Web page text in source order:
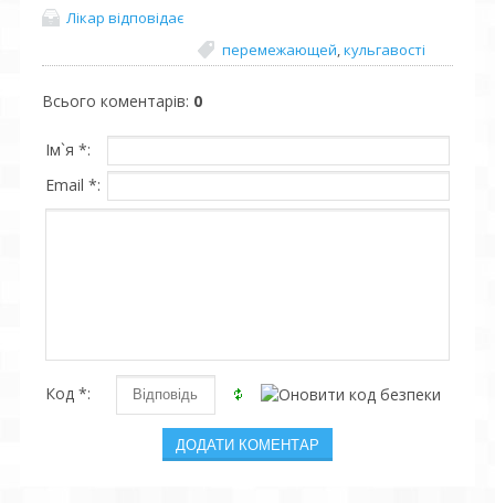
Лікар відповідає
перемежающей,кульгавості
Всього коментарів: 0
Ім`я *:
Email *:
Код *: